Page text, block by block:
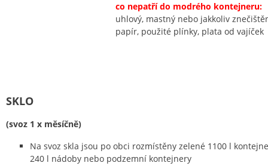
co nepatří do modrého kontejneru:
uhlový, mastný nebo jakkoliv
papír, použité plínky, plata od vajíček
SKLO
(svoz 1 x měsíčně)
Na svoz skla jsou po obci rozmístěny zelené 1100 l
240 l nádoby nebo podzemní kontejnery